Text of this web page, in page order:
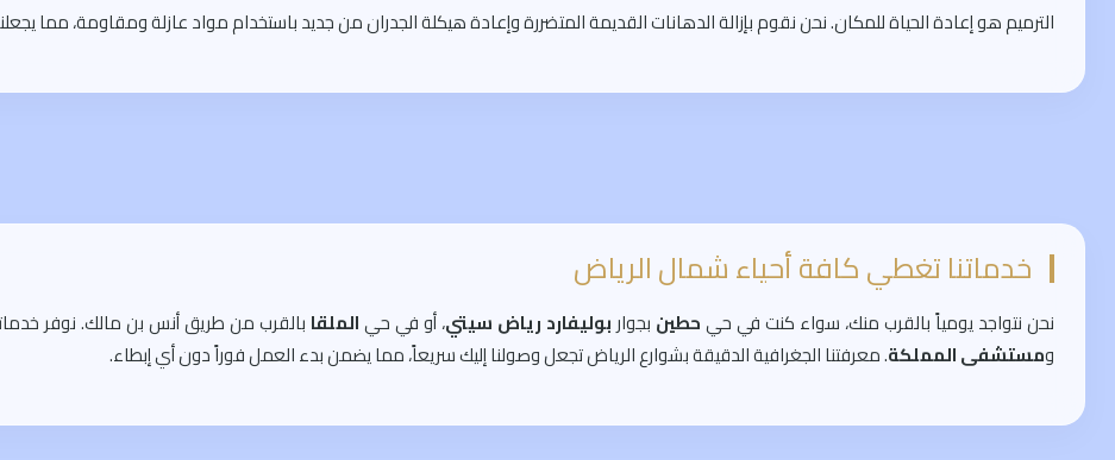
الترميم هو إعادة الحياة للمكان. نحن نقوم بإزالة الدهانات القديمة المتضررة وإعادة هيكلة الجدران من جديد باستخدام مواد عازلة ومقاومة، مما
خدماتنا تغطي كافة أحياء شمال الرياض
نحن نتواجد يومياً بالقرب منك، سواء كنت في حيحطين بجواربوليفارد رياض سيتي، أو في حيالملقا بالقرب من طريق أنس بن مالك. نوفر
ومستشفى المملكة. معرفتنا الجغرافية الدقيقة بشوارع الرياض تجعل وصولنا إليك سريعاً، مما يضمن بدء العمل فوراً دون أي إبطاء.